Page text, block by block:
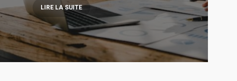
LIRE LA SUITE